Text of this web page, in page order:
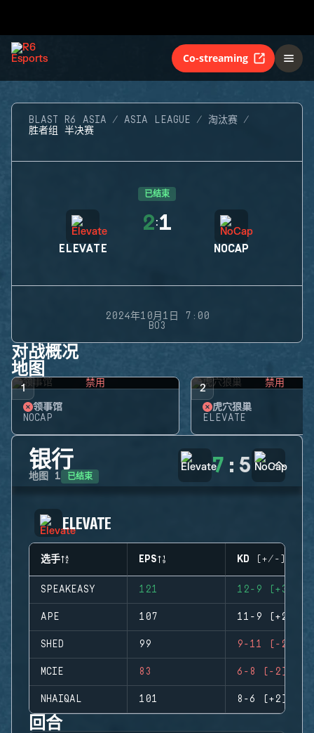
Co-streaming
BLAST R6 ASIA ASIA LEAGUE
淘汰赛
胜者组 半决赛
已结束
ELEVATE
2:1
NOCAP
2024年10月1日 7:00
BO3
对战概况
地图
1 禁用
领事馆
NOCAP
2 禁用
虎穴狼巢
ELEVATE
银行
地图 1 已结束 7 : 5
ELEVATE
选手 EPS KD (+/-)
SPEAKEASY 121 12-9 (+3)
APE 107 11-9 (+2)
SHED 99 9-11 (-2)
MCIE 83 6-8 (-2)
NHAIQAL 101 8-6 (+2)
回合